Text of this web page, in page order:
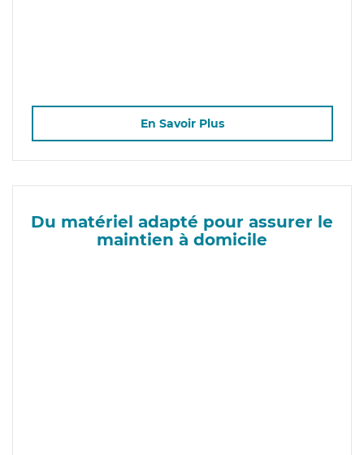
En Savoir Plus
Du matériel adapté pour assurer le
maintien à domicile